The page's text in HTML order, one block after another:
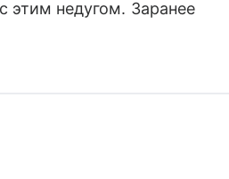
этим недугом. Заранее